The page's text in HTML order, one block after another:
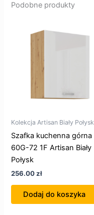
Podobne produkty
Kolekcja Artisan Biały Połysk
Szafka kuchenna górna
60G-72 1F Artisan Biały
Połysk
256.00zł
Dodaj do koszyka